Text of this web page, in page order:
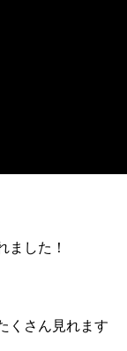
ました！
くさん見れます